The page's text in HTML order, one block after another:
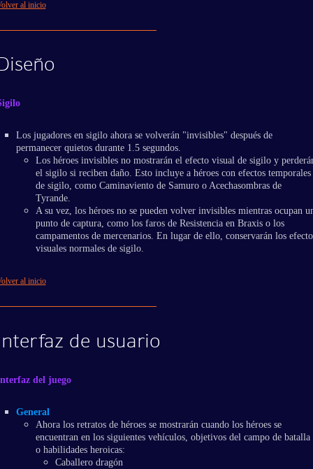
al inicio
Los jugadores en sigilo ahora se volverán "invisibles" después de
permanecer quietos durante 1.5 segundos.
Los héroes invisibles no mostrarán el efecto visual de sigilo y
el sigilo si reciben daño. Esto incluye a héroes con efectos temporales
de sigilo, como Caminaviento de Samuro o Acechasombras de
Tyrande.
A su vez, los héroes no se pueden volver invisibles mientras ocupan
punto de captura, como los faros de Resistencia en Braxis o los
campamentos de mercenarios. En lugar de ello, conservarán los
visuales normales de sigilo.
al inicio
de usuario
del juego
General
Ahora los retratos de héroes se mostrarán cuando los héroes se
encuentran en los siguientes vehículos, objetivos del campo de batalla
o habilidades heroicas:
Caballero dragón